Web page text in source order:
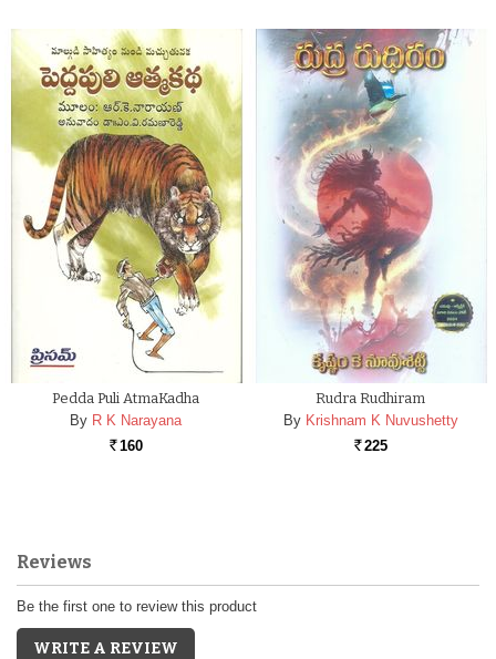
Pedda Puli AtmaKadha
By R K Narayana
Rs. 160
Rudra Rudhiram
By Krishnam K Nuvushetty
Rs. 225
Reviews
Be the first one to review this product
WRITE A REVIEW